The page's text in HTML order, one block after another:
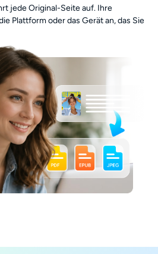
jede Original-Seite auf. Ihre
Plattform oder das Gerät an, das Sie